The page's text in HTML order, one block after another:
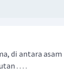
di antara
. . . .